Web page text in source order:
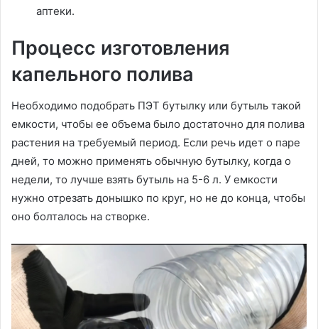
аптеки.
Процесс изготовления
капельного полива
Необходимо подобрать ПЭТ бутылку или бутыль такой
емкости, чтобы ее объема было достаточно для полива
растения на требуемый период. Если речь идет о паре
дней, то можно применять обычную бутылку, когда о
недели, то лучше взять бутыль на 5-6 л. У емкости
нужно отрезать донышко по круг, но не до конца, чтобы
оно болталось на створке.